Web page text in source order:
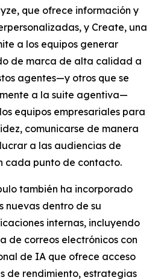
que ofrece información y
y Create, una
a los equipos generar
de marca de alta calidad a
agentes—y otros que se
a la suite agentiva—
equipos empresariales para
comunicarse de manera
a las audiencias de
cada punto de contacto.
también ha incorporado
nuevas dentro de su
internas, incluyendo
de correos electrónicos con
de IA que ofrece acceso
de rendimiento, estrategias